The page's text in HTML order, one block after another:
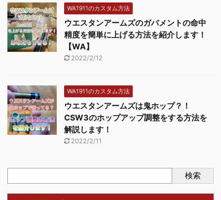
WA1911のカスタム方法
ウエスタンアームズのガバメントの命中
精度を簡単に上げる方法を紹介します！
【WA】
2022/2/12
WA1911のカスタム方法
ウエスタンアームズは鬼ホップ？！
CSW3のホップアップ調整をする方法を
解説します！
2022/2/11
検索